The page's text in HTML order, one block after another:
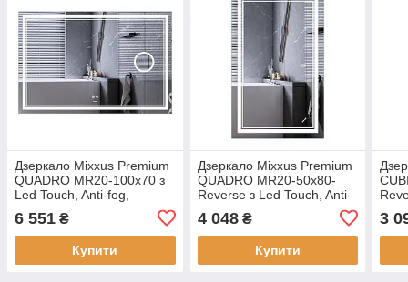
Дзеркало Mixxus Premium
QUADRO MR20-100x70 з
Led Touch, Anti-fog,
яскравості, лінзою
(MP6622)
6 551 ₴
Купити
Дзеркало Mixxus Premium
QUADRO MR20-50x80-
Reverse з Led Touch, Anti-
регулятором яскравості
(MP6620)
4 048₴
Купити
3